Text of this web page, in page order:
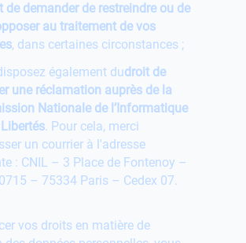
de demander de restreindre ou de
au traitement de vos
, dans certaines circonstances ;
également dudroit de
une réclamation auprès de la
Nationale de l’Informatique
. Pour cela, merci
un courrier à l'adresse
: CNIL – 3 Place de Fontenoy –
– 75334 Paris – Cedex 07.
vos droits en matière de